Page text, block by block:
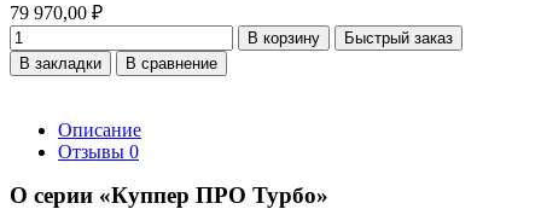
79 970,00 ₽
В корзину
Быстрый заказ
В закладки
В сравнение
Описание
Отзывы 0
О серии «Куппер ПРО Турбо»